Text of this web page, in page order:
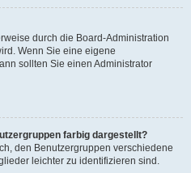
durch die Board-Administration
Wenn Sie eine eigene
sollten Sie einen Administrator
farbig dargestellt?
den Benutzergruppen verschiedene
leichter zu identifizieren sind.